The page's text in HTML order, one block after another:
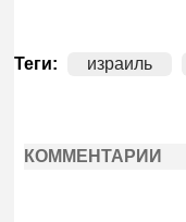
Теги: израиль
КОММЕНТАРИИ